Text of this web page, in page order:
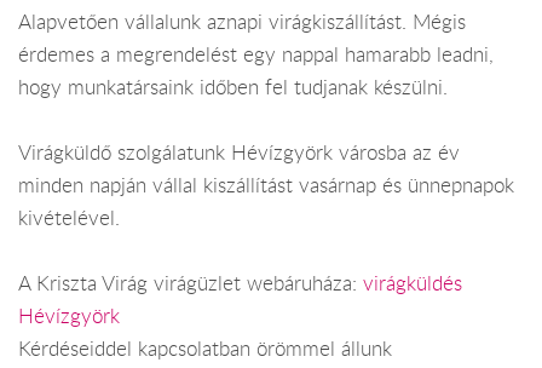
Alapvetően vállalunk aznapi virágkiszállítást. Mégis
érdemes a megrendelést egy nappal hamarabb leadni,
hogy munkatársaink időben fel tudjanak készülni.
Virágküldő szolgálatunk Hévízgyörk városba az év
minden napján vállal kiszállítást vasárnap és ünnepnapok
kivételével.
A Kriszta Virág virágüzlet webáruháza: virágküldés
Hévízgyörk
Kérdéseiddel kapcsolatban örömmel állunk